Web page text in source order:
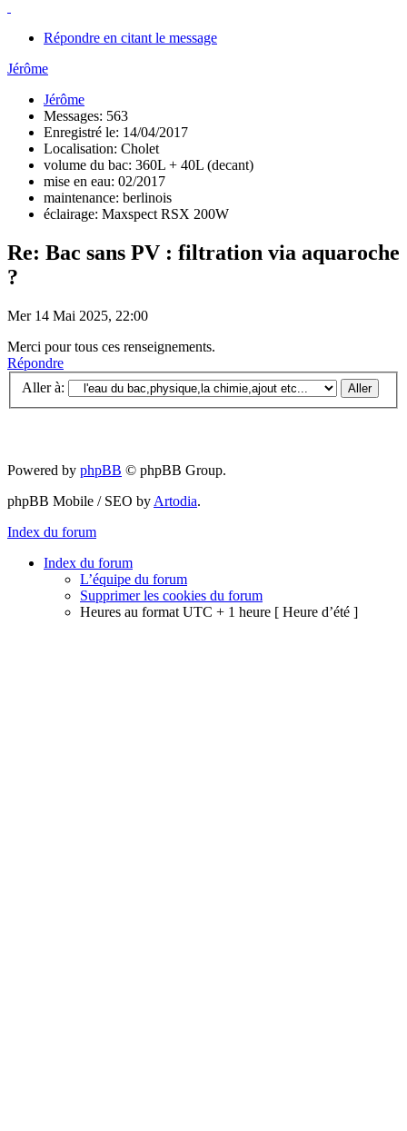
Répondre en citant le message
Jérôme
Jérôme
Messages: 563
Enregistré le: 14/04/2017
Localisation: Cholet
volume du bac: 360L + 40L (decant)
mise en eau: 02/2017
maintenance: berlinois
éclairage: Maxspect RSX 200W
Re: Bac sans PV : filtration via aquaroche
?
Mer 14 Mai 2025, 22:00
Merci pour tous ces renseignements.
Répondre
Aller à:
Powered by phpBB © phpBB Group.
phpBB Mobile / SEO by Artodia.
Index du forum
Index du forum
L’équipe du forum
Supprimer les cookies du forum
Heures au format UTC + 1 heure [ Heure d’été ]